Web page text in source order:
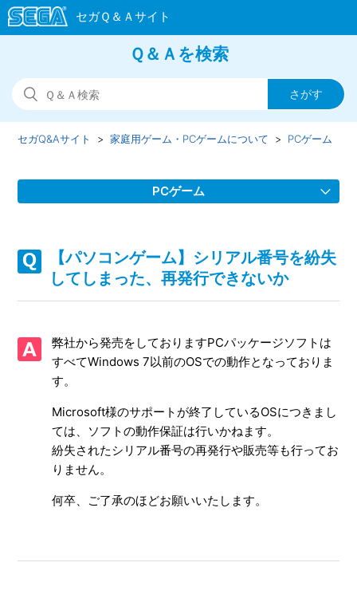
Ｑ＆Ａを検索
セガQ&Aサイト 家庭用ゲーム・PCゲームについて PCゲーム
PCゲーム
Steam版ゲームのサポート情報について
【パソコンゲーム】ディスクやパッケージに傷がある、修
理・交換してほしい
【パソコンゲーム】現行OSには対応しているか
【パソコンゲーム】古いOS（Windows7、Vistaなど）には
対応しているか
【パソコンゲーム】シリアル番号を紛失
してしまった、再発行できないか
弊社から発売をしておりますPCパッケージソフトは
すべてWindows 7以前のOSでの動作となっておりま
す。
Microsoft様のサポートが終了しているOSにつきまし
ては、ソフトの動作保証は行いかねます。
紛失されたシリアル番号の再発行や販売等も行ってお
りません。
何卒、ご了承のほどお願いいたします。